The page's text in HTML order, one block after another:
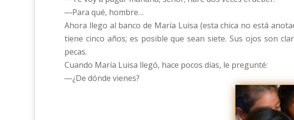
―Para qué, hombre…
Ahora llego al banco de María Luisa (esta chica no está
tiene cinco años; es posible que sean siete. Sus ojos son
pecas.
Cuando María Luisa llegó, hace pocos días, le pregunté:
―¿De dónde vienes?